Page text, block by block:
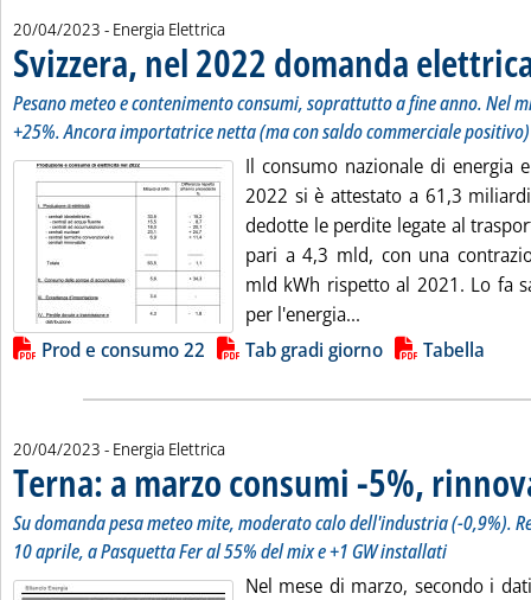
20/04/2023 - Energia Elettrica
Svizzera, nel 2022 domanda
Pesano meteo e contenimento consumi, soprattutto a fine anno. Nel
+25%. Ancora importatrice netta (ma con saldo commerciale positivo)
Il consumo nazionale di energia
2022 si è attestato a 61,3
dedotte le perdite legate al
pari a 4,3 mld, con una
mld kWh rispetto al 2021. Lo fa
per l'energia...
Lista allegati PDF alla notizia
Prod e consumo 22 Tab gradi giorno Tabella
20/04/2023 - Energia Elettrica
Terna: a marzo consumi -5%,
Su domanda pesa meteo mite, moderato calo dell'industria (-0,9%).
10 aprile, a Pasquetta Fer al 55% del mix e +1 GW installati
Nel mese di marzo, secondo i